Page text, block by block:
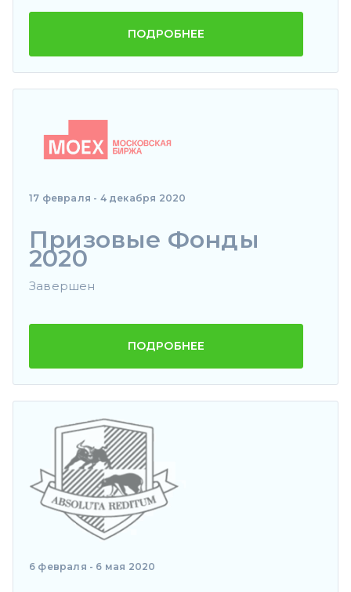
ПОДРОБНЕЕ
17 февраля - 4 декабря 2020
Призовые Фонды
2020
Завершен
ПОДРОБНЕЕ
6 февраля - 6 мая 2020